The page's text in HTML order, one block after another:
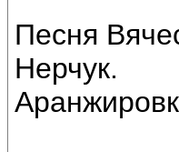
Песня
Нерчук.